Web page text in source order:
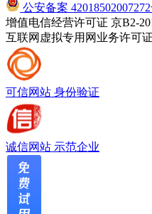
公安备案
增值电信经营许可证 京B2-
互联网虚拟专用网业务许可
可信网站 身份验证
诚信网站 示范企业